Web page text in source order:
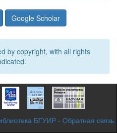
Google Scholar
by copyright, with all rights
БГУИР - Обратная связь